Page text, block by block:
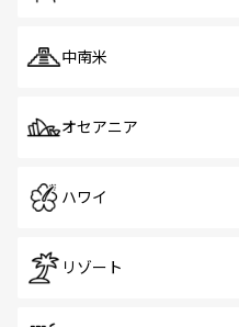
中南米
オセアニア
ハワイ
リゾート